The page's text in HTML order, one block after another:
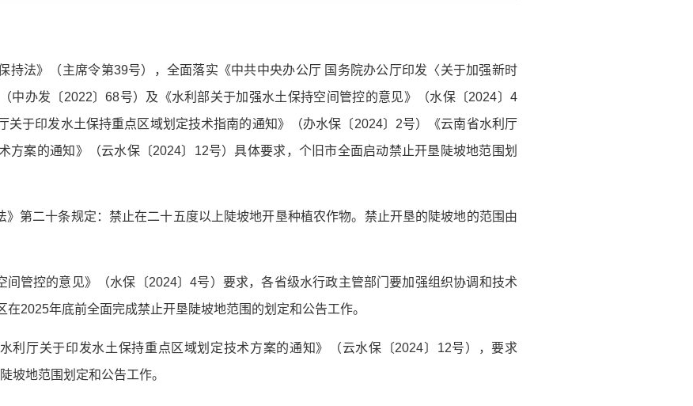
持法》（主席令第39号），全面落实《中共中央办公厅 国务院办公厅印发〈关于加强新时
中办发〔2022〕68号）及《水利部关于加强水土保持空间管控的意见》（水保〔2024〕4
关于印发水土保持重点区域划定技术指南的通知》（办水保〔2024〕2号）《云南省水利厅
方案的通知》（云水保〔2024〕12号）具体要求，个旧市全面启动禁止开垦陡坡地范围划
》第二十条规定：禁止在二十五度以上陡坡地开垦种植农作物。禁止开垦的陡坡地的范围由
间管控的意见》（水保〔2024〕4号）要求，各省级水行政主管部门要加强组织协调和技术
2025年底前全面完成禁止开垦陡坡地范围的划定和公告工作。
利厅关于印发水土保持重点区域划定技术方案的通知》（云水保〔2024〕12号），要求
坡地范围划定和公告工作。